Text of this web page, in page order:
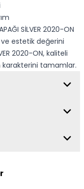
SİLVER 2020-ON
ve estetik değerini
2020-ON, kaliteli
karakterini tamamlar.